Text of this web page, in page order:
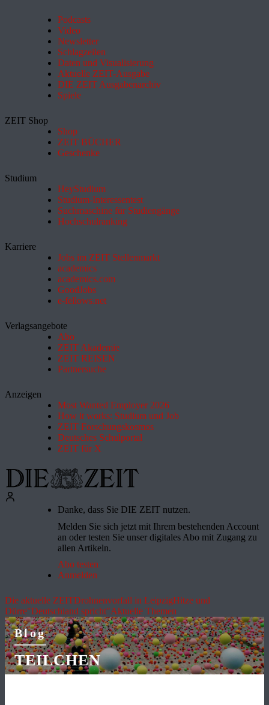
Podcasts
Video
Newsletter
Schlagzeilen
Daten und Visualisierung
Aktuelle ZEIT-Ausgabe
DIE ZEIT Ausgabenarchiv
Spiele
ZEIT Shop
Shop
ZEIT BÜCHER
Geschenke
Studium
HeyStudium
Studium-Interessentest
Suchmaschine für Studiengänge
Hochschulranking
Karriere
Jobs im ZEIT Stellenmarkt
academics
academics.com
GoodJobs
e-fellows.net
Verlagsangebote
Abo
ZEIT Akademie
ZEIT REISEN
Partnersuche
Anzeigen
Most Wanted Employer 2026
How it works: Studium und Job
ZEIT Forschungskosmos
Deutsches Schulportal
ZEIT für X
Danke, dass Sie DIE ZEIT nutzen.
Melden Sie sich jetzt mit Ihrem bestehenden Account
an oder testen Sie unser digitales Abo mit Zugang zu
allen Artikeln.
Abo testen
Anmelden
Die aktuelle ZEITDrohnenvorfall in LeipzigHitze und
Dürre"Deutschland spricht"Aktuelle Themen
Blog
TEILCHEN